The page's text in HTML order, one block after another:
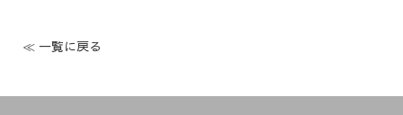
≪ 一覧に戻る